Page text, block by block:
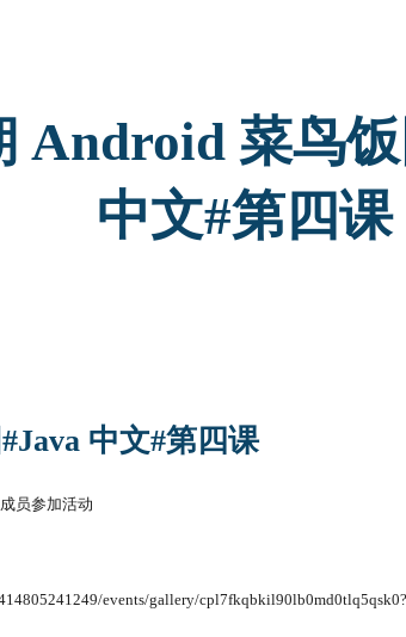
Android 菜鸟
中文#第四课
中文#第四课
员参加活动
events/gallery/